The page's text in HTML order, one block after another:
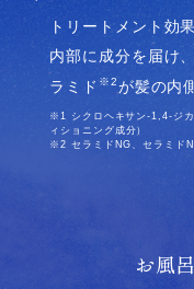
トリートメント効
内部に成分を届け
ラミド ※2が髪の内
※1 シクロヘキサン-1,4-ジカ
ィショニング成分）​
※2 セラミドNG、セラミド
お風